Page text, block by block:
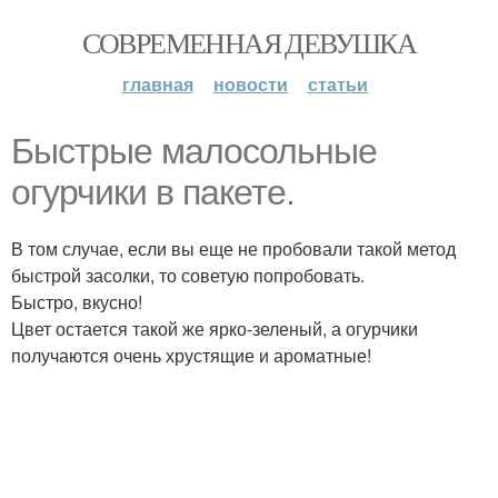
СОВРЕМЕННАЯ ДЕВУШКА
главная новости статьи
Быстрые малосольные
огурчики в пакете.
В том случае, если вы еще не пробовали такой метод
быстрой засолки, то советую попробовать.
Быстро, вкусно!
Цвет остается такой же ярко-зеленый, а огурчики
получаются очень хрустящие и ароматные!